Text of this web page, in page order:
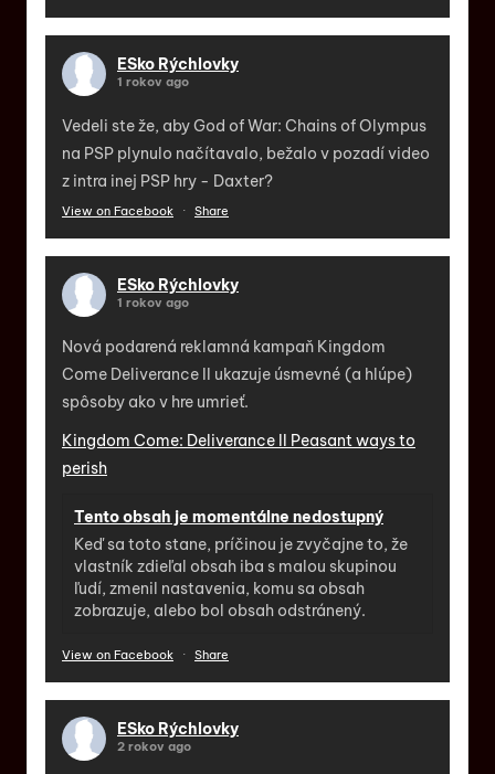
ESko Rýchlovky
1 rokov ago
Vedeli ste že, aby God of War: Chains of Olympus
na PSP plynulo načítavalo, bežalo v pozadí video
z intra inej PSP hry - Daxter?
View on Facebook · Share
ESko Rýchlovky
1 rokov ago
Nová podarená reklamná kampaň Kingdom
Come Deliverance II ukazuje úsmevné (a hlúpe)
spôsoby ako v hre umrieť.
Kingdom Come: Deliverance II Peasant ways to
perish
Tento obsah je momentálne nedostupný
Keď sa toto stane, príčinou je zvyčajne to, že
vlastník zdieľal obsah iba s malou skupinou
ľudí, zmenil nastavenia, komu sa obsah
zobrazuje, alebo bol obsah odstránený.
View on Facebook · Share
ESko Rýchlovky
2 rokov ago